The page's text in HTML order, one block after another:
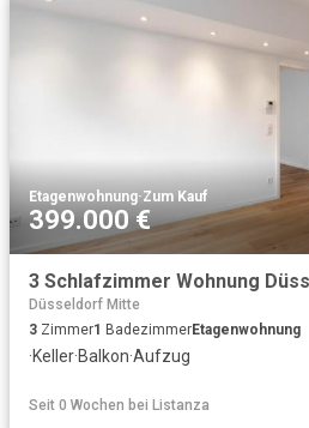
Etagenwohnung·Zum Kauf
399.000 €
Düsseldorf Mitte
3 Zimmer1 BadezimmerEtagenwohnung
·Keller·Balkon·Aufzug
Seit 0 Wochen bei Listanza